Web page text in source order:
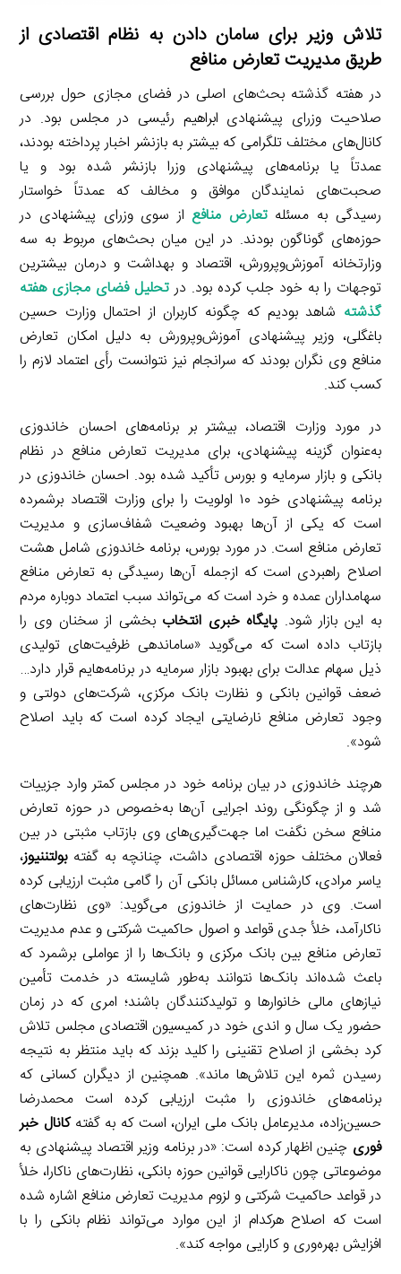
تلاش وزیر برای سامان دادن به نظام اقتصادی از
طریق مدیریت تعارض منافع
در هفته گذشته بحث‌های اصلی در فضای مجازی حول بررسی
صلاحیت وزرای پیشنهادی ابراهیم رئیسی در مجلس بود. در
کانال‌های مختلف تلگرامی که بیشتر به بازنشر اخبار پرداخته بودند،
عمدتاً یا برنامه‌های پیشنهادی وزرا بازنشر شده بود و یا
صحبت‌های نمایندگان موافق و مخالف که عمدتاً خواستار
رسیدگی به مسئلهتعارض منافع از سوی وزرای پیشنهادی در
حوزه‌های گوناگون بودند. در این میان بحث‌های مربوط به سه
وزارتخانه آموزش‌وپرورش، اقتصاد و بهداشت و درمان بیشترین
توجهات را به خود جلب کرده بود. درتحلیل فضای مجازی هفته
گذشته شاهد بودیم که چگونه کاربران از احتمال وزارت حسین
باغگلی، وزیر پیشنهادی آموزش‌وپرورش به دلیل امکان تعارض
منافع وی نگران بودند که سرانجام نیز نتوانست رأی اعتماد لازم را
کسب کند.
در مورد وزارت اقتصاد، بیشتر بر برنامه‌های احسان خاندوزی
به‌عنوان گزینه پیشنهادی، برای مدیریت تعارض منافع در نظام
بانکی و بازار سرمایه و بورس تأکید شده بود. احسان خاندوزی در
برنامه پیشنهادی خود ۱۰ اولویت را برای وزارت اقتصاد برشمرده
است که یکی از آن‌ها بهبود وضعیت شفاف‌سازی و مدیریت
تعارض منافع است. در مورد بورس، برنامه خاندوزی شامل هشت
اصلاح راهبردی است که ازجمله آن‌ها رسیدگی به تعارض منافع
سهامداران عمده و خرد است که می‌تواند سبب اعتماد دوباره مردم
به این بازار شود. پایگاه خبری انتخاب بخشی از سخنان وی را
بازتاب داده است که می‌گوید «ساماندهی ظرفیت‌های تولیدی
ذیل سهام عدالت برای بهبود بازار سرمایه در برنامه‌هایم قرار دارد…
ضعف قوانین بانکی و نظارت بانک مرکزی، شرکت‌های دولتی و
وجود تعارض منافع نارضایتی ایجاد کرده است که باید اصلاح
شود».
هرچند خاندوزی در بیان برنامه خود در مجلس کمتر وارد جزییات
شد و از چگونگی روند اجرایی آن‌ها به‌خصوص در حوزه تعارض
منافع سخن نگفت اما جهت‌گیری‌های وی بازتاب مثبتی در بین
فعالان مختلف حوزه اقتصادی داشت، چنانچه به گفتهبولتن­نیوز،
یاسر مرادی، کارشناس مسائل بانکی آن را گامی مثبت ارزیابی کرده
است. وی در حمایت از خاندوزی می‌گوید: «وی نظارت‌های
ناکارآمد، خلأ جدی قواعد و اصول حاکمیت شرکتی و عدم مدیریت
تعارض منافع بین بانک مرکزی و بانک‌ها را از عواملی برشمرد که
باعث شده‌اند بانک‌ها نتوانند به‌طور شایسته در خدمت تأمین
نیازهای مالی خانوارها و تولیدکنندگان باشند؛ امری که در زمان
حضور یک سال و اندی خود در کمیسیون اقتصادی مجلس تلاش
کرد بخشی از اصلاح تقنینی را کلید بزند که باید منتظر به نتیجه
رسیدن ثمره این تلاش‌ها ماند». همچنین از دیگران کسانی که
برنامه‌های خاندوزی را مثبت ارزیابی کرده است محمدرضا
حسین‌زاده، مدیرعامل بانک ملی ایران، است که به گفتهکانال خبر
فوری چنین اظهار کرده است: «در برنامه وزیر اقتصاد پیشنهادی به
موضوعاتی چون ناکارایی قوانین حوزه بانکی، نظارت‌های ناکارا، خلأ
در قواعد حاکمیت شرکتی و لزوم مدیریت تعارض منافع اشاره شده
است که اصلاح هرکدام از این موارد می‌تواند نظام بانکی را با
افزایش بهره‌وری و کارایی مواجه کند».